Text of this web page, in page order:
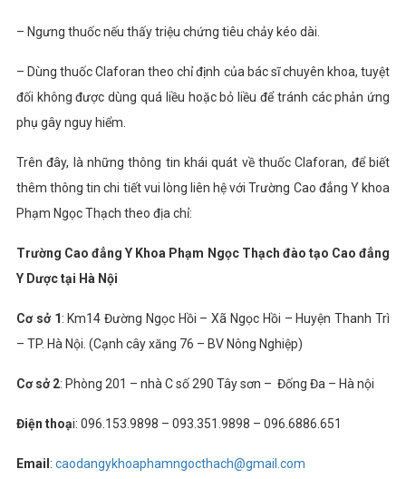
– Ngưng thuốc nếu thấy triệu chứng tiêu chảy kéo dài.
– Dùng thuốc Claforan theo chỉ định của bác sĩ chuyên khoa, tuyệt
đối không được dùng quá liều hoặc bỏ liều để tránh các phản ứng
phụ gây nguy hiểm.
Trên đây, là những thông tin khái quát về thuốc Claforan, để biết
thêm thông tin chi tiết vui lòng liên hệ với Trường Cao đẳng Y khoa
Phạm Ngọc Thạch theo địa chỉ:
Trường Cao đẳng Y Khoa Phạm Ngọc Thạch đào tạo Cao đẳng
Y Dược tại Hà Nội
Cơ sở 1 : Km14 Đường Ngọc Hồi – Xã Ngọc Hồi – Huyện Thanh Trì
– TP. Hà Nội. (Cạnh cây xăng 76 – BV Nông Nghiệp)
Cơ sở 2: Phòng 201 – nhà C số 290 Tây sơn – Đống Đa – Hà nội
Điện thoại: 096.153.9898 – 093.351.9898 – 096.6886.651
Email : caodangykhoaphamngocthach@gmail.com